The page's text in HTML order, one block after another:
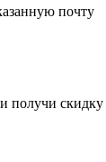
почту
получи скидку